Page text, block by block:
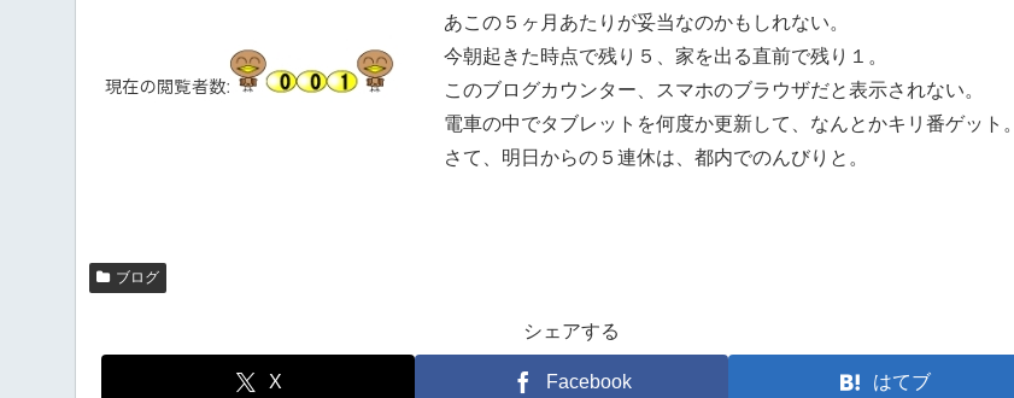
あこの５ヶ月あたりが妥当なのかもしれない。
今朝起きた時点で残り５、家を出る直前で残り１。
このブログカウンター、スマホのブラウザだと表示されない。
電車の中でタブレットを何度か更新して、なんとかキリ番ゲット。
さて、明日からの５連休は、都内でのんびりと。
ブログ
シェアする
X Facebook はてブ